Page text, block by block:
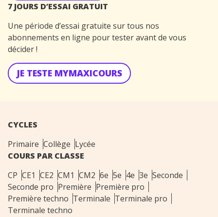
7 JOURS D’ESSAI GRATUIT
Une période d’essai gratuite sur tous nos
abonnements en ligne pour tester avant de vous
décider !
JE TESTE MYMAXICOURS
CYCLES
Primaire Collège Lycée
COURS PAR CLASSE
CP CE1 CE2 CM1 CM2 6e 5e 4e 3e Seconde
Seconde pro Première Première pro
Première techno Terminale Terminale pro
Terminale techno